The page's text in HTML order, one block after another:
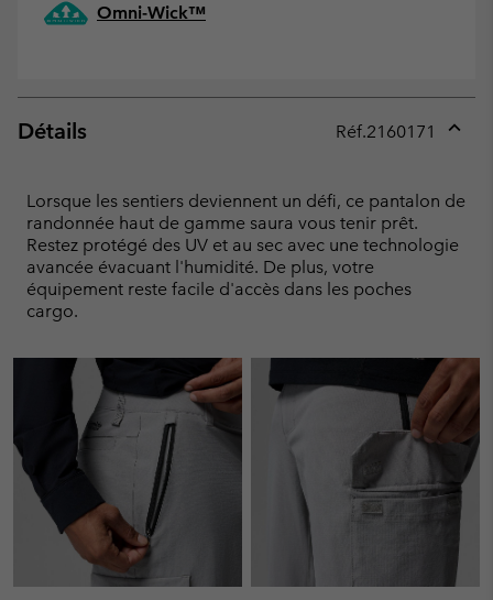
Omni-Wick™
Détails Réf.2160171
Lorsque les sentiers deviennent un défi, ce pantalon de
randonnée haut de gamme saura vous tenir prêt.
Restez protégé des UV et au sec avec une technologie
avancée évacuant l'humidité. De plus, votre
équipement reste facile d'accès dans les poches
cargo.